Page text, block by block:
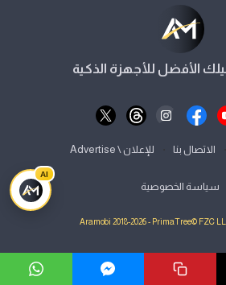
الأفضل للأجهزة الذكية
الاتصال بنا للإعلان \ Advertise
سياسة الخصوصية
Aramobi 2018-2026 - PrimaTree© FZC
AI